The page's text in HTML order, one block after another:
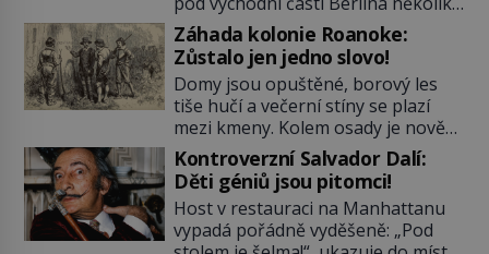
na jméno. Neustále se předhání v
plánování sabotáží, […]
stovek metrů dlouhý tunel. Sověti
na sobě nenechají nic znát a
nechají nepřítele, aby si myslel, že
je přechytračil. Cennou informaci
jim dodá jeden z agentů. Oba
tábory jsou zvyklé působit v pozadí
a podle situace tlačit, jak oni […]
Záhada kolonie Roanoke:
Zůstalo jen jedno slovo!
Domy jsou opuštěné, borový les
tiše hučí a večerní stíny se plazí
mezi kmeny. Kolem osady je nově
postavená palisáda, ale ani to
nejspíš nedokáže osadníky
zachránit. Muži, ženy, děti – všichni
jsou pryč. Nadobro a navždycky!
Kapitán John White (asi 1539–1593)
Kontroverzní Salvador Dalí:
Děti géniů jsou pitomci!
Host v restauraci na Manhattanu
vypadá pořádně vyděšeně: „Pod